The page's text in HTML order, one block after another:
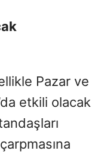
Pazar ve
etkili olacak